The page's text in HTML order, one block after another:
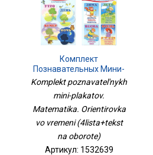
Комплект
Познавательных Мини-
Плакатов. Математика.
Ориентировка Во
Времени (4листа+текст
На Обороте)
Komplekt poznavatel'nykh
mini-plakatov.
Matematika. Orientirovka
vo vremeni (4lista+tekst
na oborote)
Артикул: 1532639